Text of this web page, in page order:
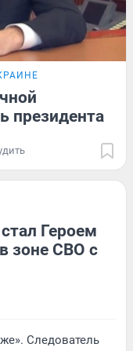
президента
Героем
зоне СВО с
Следователь